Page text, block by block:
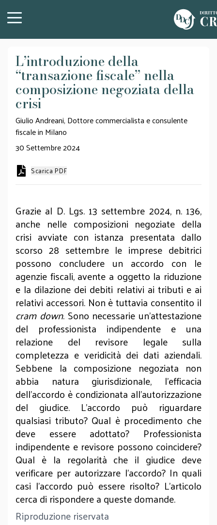
L’introduzione della
“transazione fiscale” nella
composizione negoziata della
crisi
Giulio Andreani, Dottore commercialista e consulente
fiscale in Milano
30 Settembre 2024
Scarica PDF
Grazie al D. Lgs. 13 settembre 2024, n. 136,
anche nelle composizioni negoziate della
crisi avviate con istanza presentata dallo
scorso 28 settembre le imprese debitrici
possono concludere un accordo con le
agenzie fiscali, avente a oggetto la riduzione
e la dilazione dei debiti relativi ai tributi e ai
relativi accessori. Non è tuttavia consentito il
cram down. Sono necessarie un’attestazione
del professionista indipendente e una
relazione del revisore legale sulla
completezza e veridicità dei dati aziendali.
Sebbene la composizione negoziata non
abbia natura giurisdizionale, l’efficacia
dell’accordo è condizionata all’autorizzazione
del giudice. L’accordo può riguardare
qualsiasi tributo? Qual è procedimento che
deve essere adottato? Professionista
indipendente e revisore possono coincidere?
Qual è la regolarità che il giudice deve
verificare per autorizzare l’accordo? In quali
casi l’accordo può essere risolto? L’articolo
cerca di rispondere a queste domande.
Riproduzione riservata